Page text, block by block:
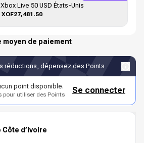
Live 50 USD États-Unis
XOF27,481.50
de paiement
réductions, dépensez des Points
point disponible.
pour utiliser des Points Se connecter
Côte d’ivoire